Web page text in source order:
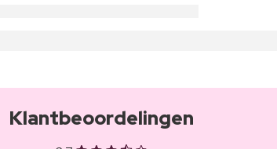
Klantbeoordelingen